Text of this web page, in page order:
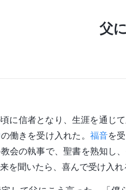
父
に信者となり、生涯を通じ
の働きを受け入れた。 福音を
会の執事で、聖書を熟知し
を聞いたら、喜んで受け入れ